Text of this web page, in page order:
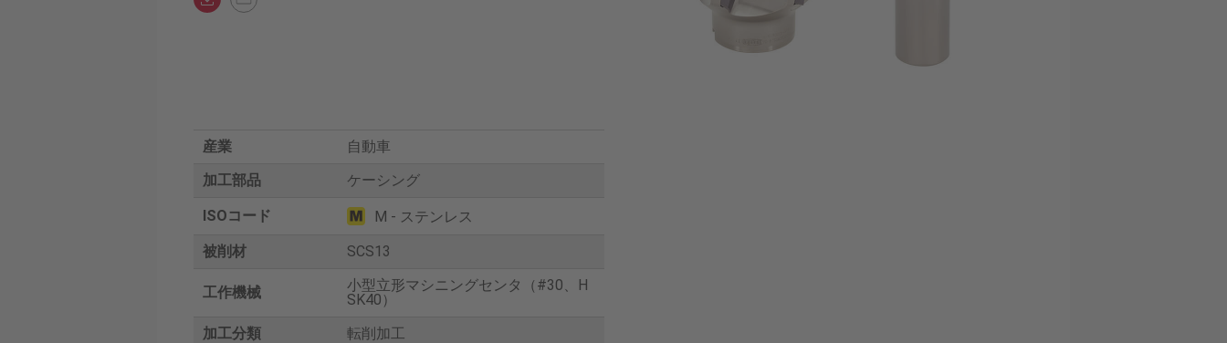
産業
自動車
加工部品
ケーシング
ISOコード
M - ステンレス
被削材
SCS13
工作機械
小型立形マシニングセンタ（#30、H
SK40）
加工分類
転削加工